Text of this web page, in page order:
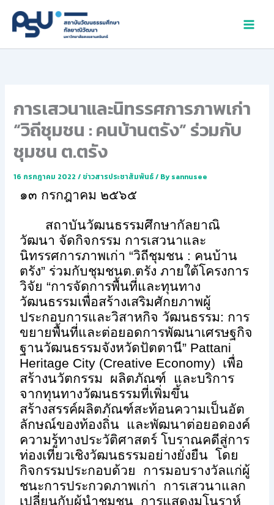
content
การเสวนาและนิทรรศการภาพเก่า
“วิถีชุมชน : คนบ้านตรัง” ร่วมกับ
ชุมชน ต.ตรัง
16 กรกฎาคม 2022/ ข่าวสารประชาสัมพันธ์/ Bysannusee
๑๓ กรกฎาคม ๒๕๖๕
สถาบันวัฒนธรรมศึกษากัลยาณิ
วัฒนา จัดกิจกรรม การเสวนาและ
นิทรรศการภาพเก่า “วิถีชุมชน : คนบ้าน
ตรัง” ร่วมกับชุมชนต.ตรัง ภายใต้โครงการ
วิจัย “การจัดการพื้นที่และทุนทาง
วัฒนธรรมเพื่อสร้างเสริมศักยภาพผู้
ประกอบการและวิสาหกิจ วัฒนธรรม: การ
ขยายพื้นที่และต่อยอดการพัฒนาเศรษฐกิจ
ฐานวัฒนธรรมจังหวัดปัตตานี” Pattani
Heritage City (Creative Economy) เพื่อ
สร้างนวัตกรรม ผลิตภัณฑ์ และบริการ
จากทุนทางวัฒนธรรมที่เพิ่มขึ้น
สร้างสรรค์ผลิตภัณฑ์สะท้อนความเป็นอัต
ลักษณ์ของท้องถิ่น และพัฒนาต่อยอดองค์
ความรู้ทางประวัติศาสตร์ โบราณคดีสู่การ
ท่องเที่ยวเชิงวัฒนธรรมอย่างยั่งยืน โดย
กิจกรรมประกอบด้วย การมอบรางวัลแก่ผู้
ชนะการประกวดภาพเก่า การเสวนาแลก
เปลี่ยนกับผู้นำชุมชน การแสดงมโนราห์